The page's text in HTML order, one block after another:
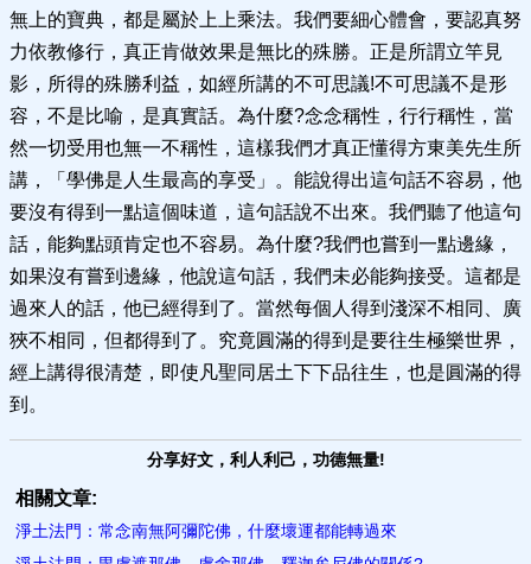
無上的寶典，都是屬於上上乘法。我們要細心體會，要認真努
力依教修行，真正肯做效果是無比的殊勝。正是所謂立竿見
影，所得的殊勝利益，如經所講的不可思議!不可思議不是形
容，不是比喻，是真實話。為什麼?念念稱性，行行稱性，當
然一切受用也無一不稱性，這樣我們才真正懂得方東美先生所
講，「學佛是人生最高的享受」。能說得出這句話不容易，他
要沒有得到一點這個味道，這句話說不出來。我們聽了他這句
話，能夠點頭肯定也不容易。為什麼?我們也嘗到一點邊緣，
如果沒有嘗到邊緣，他說這句話，我們未必能夠接受。這都是
過來人的話，他已經得到了。當然每個人得到淺深不相同、廣
狹不相同，但都得到了。究竟圓滿的得到是要往生極樂世界，
經上講得很清楚，即使凡聖同居土下下品往生，也是圓滿的得
到。
分享好文，利人利己，功德無量!
相關文章:
淨土法門：常念南無阿彌陀佛，什麼壞運都能轉過來